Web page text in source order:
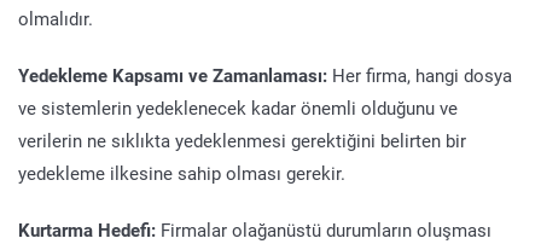
olmalıdır.
Yedekleme Kapsamı ve Zamanlaması: Her firma, hangi dosya
ve sistemlerin yedeklenecek kadar önemli olduğunu ve
verilerin ne sıklıkta yedeklenmesi gerektiğini belirten bir
yedekleme ilkesine sahip olması gerekir.
Kurtarma Hedefi: Firmalar olağanüstü durumların oluşması